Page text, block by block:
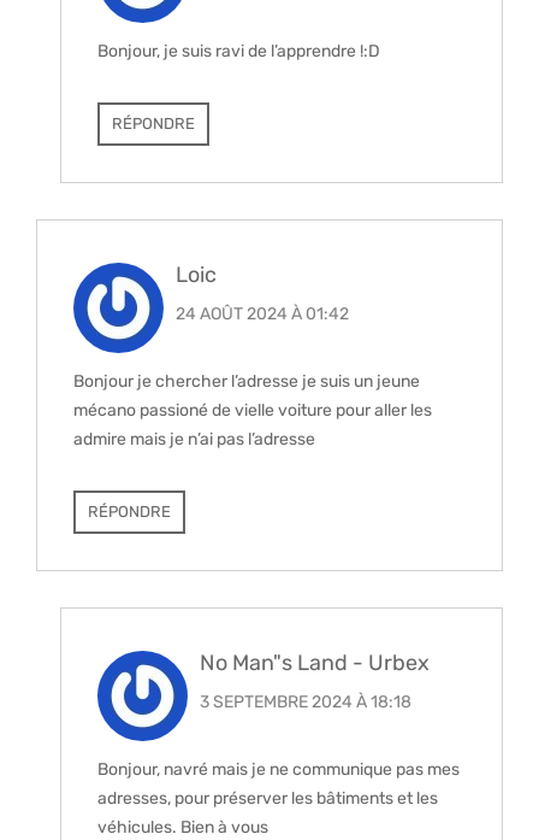
Bonjour, je suis ravi de l’apprendre !:D
RÉPONDRE
Loic
24 AOÛT 2024 À 01:42
Bonjour je chercher l’adresse je suis un jeune
mécano passioné de vielle voiture pour aller les
admire mais je n’ai pas l’adresse
RÉPONDRE
No Man"s Land - Urbex
3 SEPTEMBRE 2024 À 18:18
Bonjour, navré mais je ne communique pas mes
adresses, pour préserver les bâtiments et les
véhicules. Bien à vous